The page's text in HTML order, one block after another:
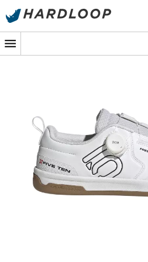
Promos d'été 🔥 -5 % EXTRA